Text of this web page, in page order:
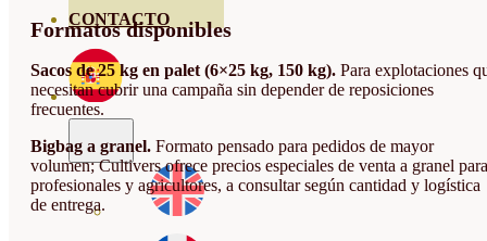
CONTACTO
Formatos disponibles
Sacos de 25 kg en palet (6×25 kg, 150 kg). Para explotaciones
necesitan cubrir una campaña sin depender de reposiciones
frecuentes.
Bigbag a granel. Formato pensado para pedidos de mayor
volumen; Cultivers ofrece precios especiales de venta a granel para
profesionales y agricultores, a consultar según cantidad y logística
de entrega.